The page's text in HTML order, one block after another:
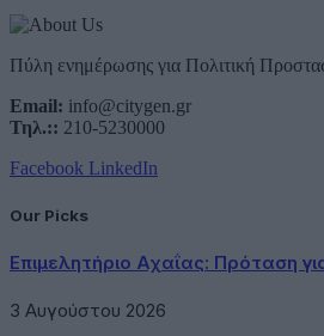
Πύλη ενημέρωσης για Πολιτική
Email: info@citygen.gr
Τηλ.:: 210-5230000
Facebook LinkedIn
Our Picks
Επιμελητήριο Αχαΐας: Πρόταση
3 Αυγούστου 2026